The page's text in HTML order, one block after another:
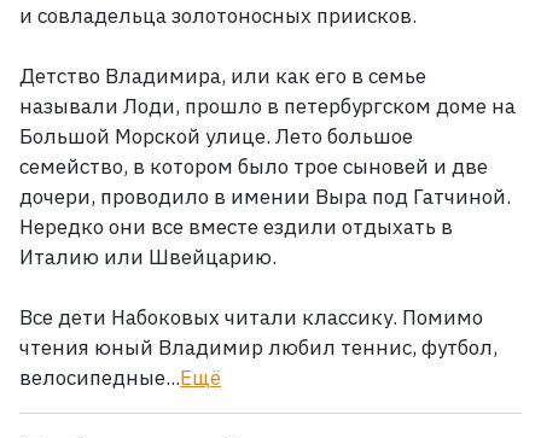
и совладельца золотоносных приисков.
Детство Владимира, или как его в семье
называли Лоди, прошло в петербургском доме на
Большой Морской улице. Лето большое
семейство, в котором было трое сыновей и две
дочери, проводило в имении Выра под Гатчиной.
Нередко они все вместе ездили отдыхать в
Италию или Швейцарию.
Все дети Набоковых читали классику. Помимо
чтения юный Владимир любил теннис, футбол,
велосипедные...Ещё